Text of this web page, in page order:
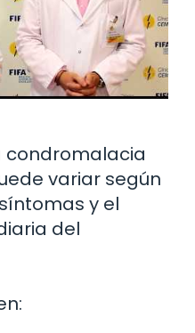
condromalacia
variar según
y el
del